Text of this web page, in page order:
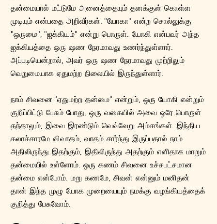
தன்மையால் மட்டுமே அனைத்தையும் தனக்குள் கொள்ள
முடியும் என்பதை அறிவீர்கள். "யோகா" என்ற சொல்லுக்கு
"ஒருமை", "ஐக்கியம்" என்று பொருள். யோகி என்பவர் அந்த
ஐக்கியத்தை ஒரு ஷண நேரமாவது உணர்ந்துள்ளார்.
அப்படியென்றால், அவர் ஒரு ஷண நேரமாவது முற்றிலும்
வெறுமையாக ஏதுமற்ற நிலையில் இருந்துள்ளார்.
நாம் சிவனை "ஏதுமற்ற தன்மை" என்றும், ஒரு யோகி என்றும்
குறிப்பிட்டு பேசும் போது, ஒரு வகையில் அவை ஒரே பொருள்
தந்தாலும், இவை இரண்டும் வெவ்வேறு அம்சங்கள். இந்திய
கலாச்சாரமே விவாதம், வாதம் சார்ந்து இருப்பதால் நாம்
அதிலிருந்து இதற்கும், இதிலிருந்து அதற்கும் எளிதாக மாறும்
தன்மையில் உள்ளோம். ஒரு கணம் சிவனை உச்சபட்சமான
தன்மை என்போம். மறு கணமே, சிவன் என்னும் மனிதன்
தான் இந்த முழு யோக முறையையும் நமக்கு வழங்கியத்தைக்
குறித்து பேசுவோம்.